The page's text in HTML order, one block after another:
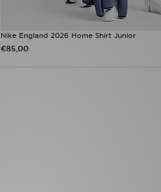
Nike England 2026 Home Shirt Junior
€85,00